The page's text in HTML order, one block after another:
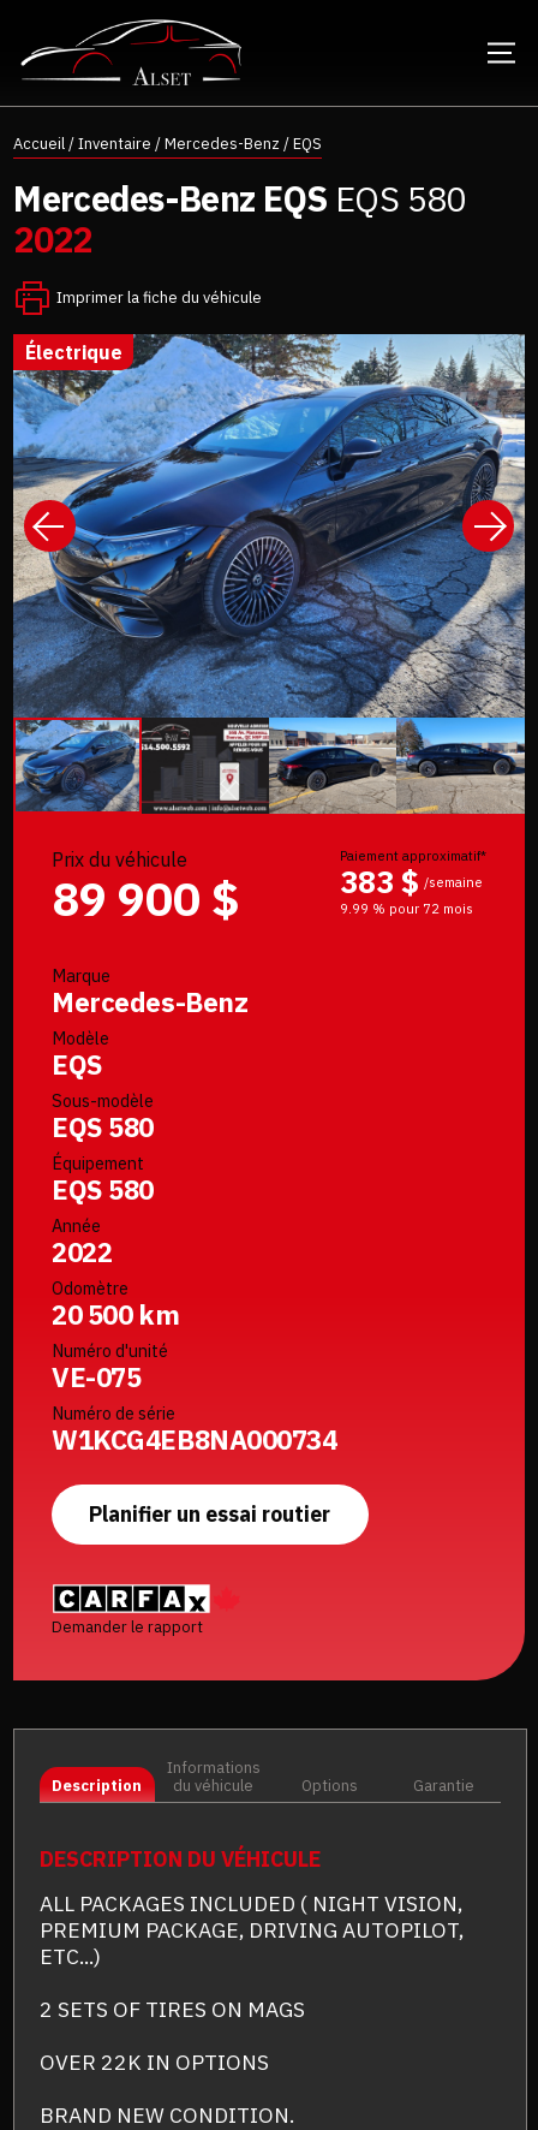
Accueil/Inventaire /Mercedes-Benz/EQS
Mercedes-Benz EQS EQS 580
2022
Imprimer la fiche du véhicule
électrique
Prix du véhicule
89 900 $
Paiement approximatif*
383 $ /semaine
9.99 % pour 72 mois
Marque
Mercedes-Benz
Modèle
EQS
Sous-modèle
EQS 580
Équipement
EQS 580
Année
2022
Odomètre
20 500 km
Numéro d'unité
VE-075
Numéro de série
W1KCG4EB8NA000734
Planifier un essai routier
Demander le rapport
Description
Informations
du véhicule
Options Garantie
DESCRIPTION DU VÉHICULE
ALL PACKAGES INCLUDED ( NIGHT VISION,
PREMIUM PACKAGE, DRIVING AUTOPILOT,
ETC...)
2 SETS OF TIRES ON MAGS
OVER 22K IN OPTIONS
BRAND NEW CONDITION.